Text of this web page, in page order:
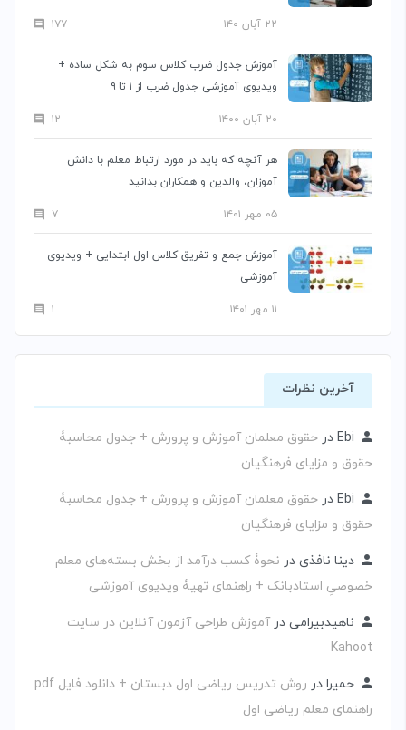
۲۲ آبان ۱۴۰ ۱۷۷
آموزش جدول ضرب کلاس سوم به شکلِ ساده +
ویدیوی آموزشی جدول ضرب از ۱ تا ۹
۲۰ آبان ۱۴۰۰ ۱۲
هر آنچه که باید در مورد ارتباط معلم با دانش
آموزان، والدین و همکاران بدانید
۰۵ مهر ۱۴۰۱ ۷
آموزش جمع و تفریق کلاس اول ابتدایی + ویدیوی
آموزشی
۱۱ مهر ۱۴۰۱ ۱
آخرین نظرات
Ebi در حقوق معلمان آموزش و پرورش + جدول محاسبۀ
حقوق و مزایای فرهنگیان
Ebi در حقوق معلمان آموزش و پرورش + جدول محاسبۀ
حقوق و مزایای فرهنگیان
دینا نافذی در نحوۀ کسب درآمد از بخش بسته‌های معلم
خصوصیِ استادبانک + راهنمای تهیۀ ویدیوی آموزشی
ناهیدبیرامی درآموزش طراحی آزمون آنلاین در سایت
Kahoot
حمیرا در
روش تدریس ریاضی اول دبستان + دانلود فایل pdf
راهنمای معلم ریاضی اول